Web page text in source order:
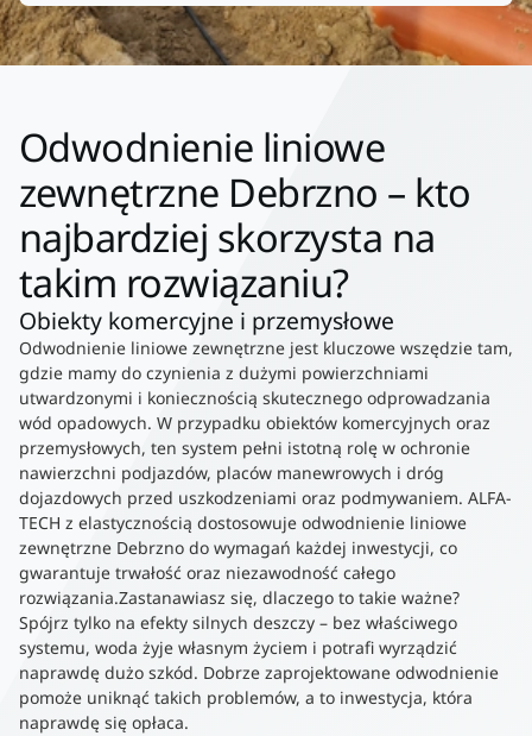
Odwodnienie liniowe
zewnętrzne Debrzno – kto
najbardziej skorzysta na
takim rozwiązaniu?
Obiekty komercyjne i przemysłowe
Odwodnienie liniowe zewnętrzne jest kluczowe wszędzie tam,
gdzie mamy do czynienia z dużymi powierzchniami
utwardzonymi i koniecznością skutecznego odprowadzania
wód opadowych. W przypadku obiektów komercyjnych oraz
przemysłowych, ten system pełni istotną rolę w ochronie
nawierzchni podjazdów, placów manewrowych i dróg
dojazdowych przed uszkodzeniami oraz podmywaniem. ALFA-
TECH z elastycznością dostosowuje odwodnienie liniowe
zewnętrzne Debrzno do wymagań każdej inwestycji, co
gwarantuje trwałość oraz niezawodność całego
rozwiązania.Zastanawiasz się, dlaczego to takie ważne?
Spójrz tylko na efekty silnych deszczy – bez właściwego
systemu, woda żyje własnym życiem i potrafi wyrządzić
naprawdę dużo szkód. Dobrze zaprojektowane odwodnienie
pomoże uniknąć takich problemów, a to inwestycja, która
naprawdę się opłaca.